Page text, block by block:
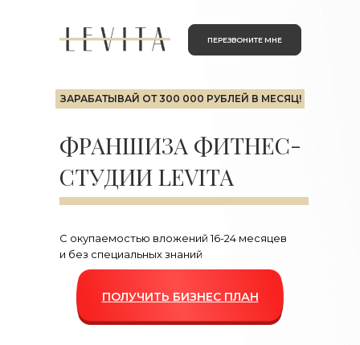
С окупаемостью вложений 16-24 месяцев
и без специальных знаний
ЗАРАБАТЫВАЙ ОТ 300 000 РУБЛЕЙ В МЕСЯЦ!
ПЕРЕЗВОНИТЕ МНЕ
ФРАНШИЗА ФИТНЕС-
СТУДИИ LEVITA
ПОЛУЧИТЬ БИЗНЕС ПЛАН